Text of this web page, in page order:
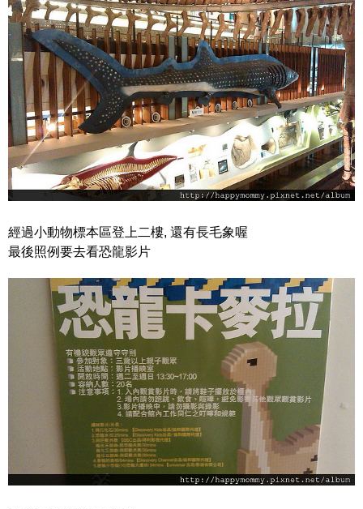
經過小動物標本區登上二樓, 還有長毛象喔
最後照例要去看恐龍影片